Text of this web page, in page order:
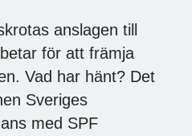
anslagen till
för att främja
Vad har hänt? Det
Sveriges
med SPF